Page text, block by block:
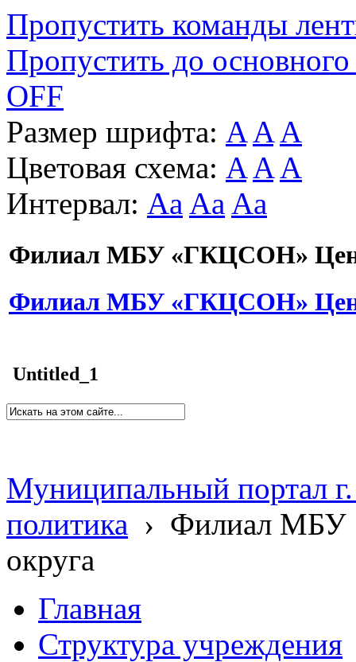
Пропустить команды
Пропустить до основного
OFF
Размер шрифта: A A A
Цветовая схема: A A A
Интервал: Aa Aa Aa
Филиал МБУ «ГКЦСОН»
Филиал МБУ «ГКЦСОН»
Untitled_1
Муниципальный портал
политика › Филиал МБУ
округа
Главная
Структура учреждения